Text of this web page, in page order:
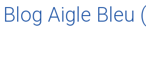
Aigle Bleu